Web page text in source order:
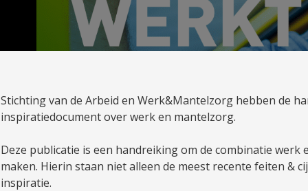
Stichting van de Arbeid en Werk&Mantelzorg hebben de
inspiratiedocument over werk en mantelzorg.
Deze publicatie is een handreiking om de combinatie
maken. Hierin staan niet alleen de meest recente feiten &
inspiratie.